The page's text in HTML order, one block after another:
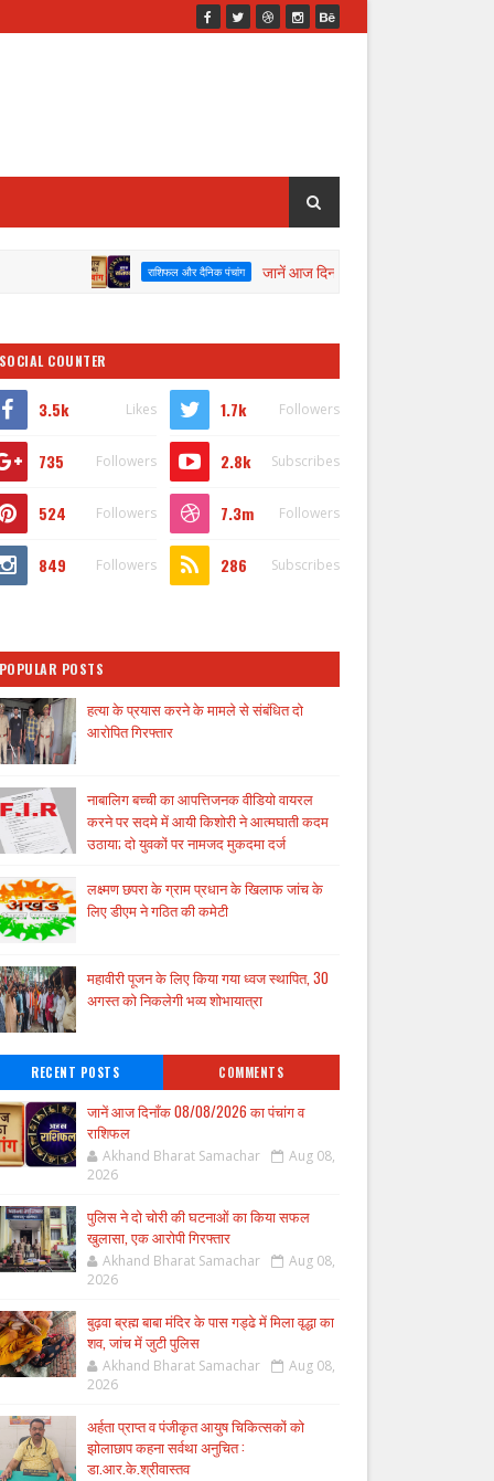
राशिफल और दैनिक पंचांग जानें आज दिनाँक 08/08/2026 का पंचांग व राशिफल
SOCIAL COUNTER
3.5k Likes 1.7k Followers
735 Followers 2.8k Subscribes
524 Followers 7.3m Followers
849 Followers 286 Subscribes
POPULAR POSTS
हत्या के प्रयास करने के मामले से संबंधित दो
आरोपित गिरफ्तार
नाबालिग बच्ची का आपत्तिजनक वीडियो वायरल
करने पर सदमे में आयी किशोरी ने आत्मघाती कदम
उठाया; दो युवकों पर नामजद मुकदमा दर्ज
लक्ष्मण छपरा के ग्राम प्रधान के खिलाफ जांच के
लिए डीएम ने गठित की कमेटी
महावीरी पूजन के लिए किया गया ध्वज स्थापित, 30
अगस्त को निकलेगी भव्य शोभायात्रा
RECENT POSTS COMMENTS
जानें आज दिनाँक 08/08/2026 का पंचांग व
राशिफल
Akhand Bharat Samachar
Aug 08,
2026
पुलिस ने दो चोरी की घटनाओं का किया सफल
खुलासा, एक आरोपी गिरफ्तार
Akhand Bharat Samachar
Aug 08,
2026
बुढ़वा ब्रह्म बाबा मंदिर के पास गड्ढे में मिला वृद्धा का
शव, जांच में जुटी पुलिस
Akhand Bharat Samachar
Aug 08,
2026
अर्हता प्राप्त व पंजीकृत आयुष चिकित्सकों को
झोलाछाप कहना सर्वथा अनुचित :
डा.आर.के.श्रीवास्तव